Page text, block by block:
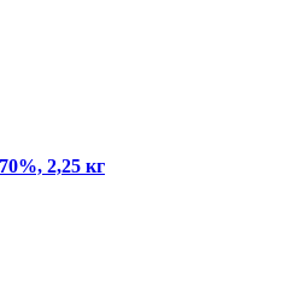
2,25 кг